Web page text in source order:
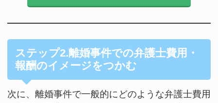
ステップ2.離婚事件での弁護士費用・
報酬のイメージをつかむ
次に、離婚事件で一般的にどのような弁護士費用